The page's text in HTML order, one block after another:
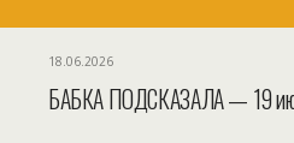
18.06.2026
БАБКА ПОДСКАЗАЛА — 19